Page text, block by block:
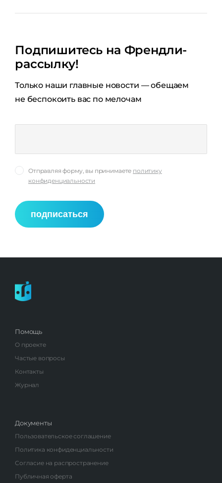
Подпишитесь на Френдли-
рассылку!
Только наши главные новости — обещаем
не беспокоить вас по мелочам
Отправляя форму, вы принимаете политику
конфиденциальности
подписаться
Помощь
О проекте
Частые вопросы
Контакты
Журнал
Документы
Пользовательское соглашение
Политика конфиденциальности
Согласие на распространение
Публичная оферта